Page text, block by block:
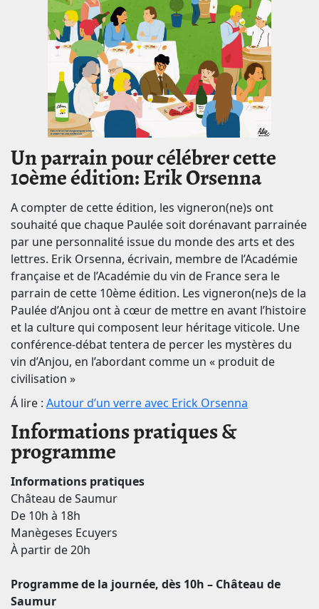
Un parrain pour célébrer cette
10ème édition: Erik Orsenna
A compter de cette édition, les vigneron(ne)s ont
souhaité que chaque Paulée soit dorénavant parrainée
par une personnalité issue du monde des arts et des
lettres. Erik Orsenna, écrivain, membre de l’Académie
française et de l’Académie du vin de France sera le
parrain de cette 10ème édition. Les vigneron(ne)s de la
Paulée d’Anjou ont à cœur de mettre en avant l’histoire
et la culture qui composent leur héritage viticole. Une
conférence-débat tentera de percer les mystères du
vin d’Anjou, en l’abordant comme un « produit de
civilisation »
Á lire : Autour d’un verre avec Erick Orsenna
Informations pratiques &
programme
Informations pratiques
Château de Saumur
De 10h à 18h
Manègeses Ecuyers
À partir de 20h
Programme de la journée, dès 10h – Château de
Saumur